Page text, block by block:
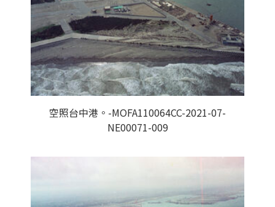
空照台中港。-MOFA110064CC-2021-07-
NE00071-009